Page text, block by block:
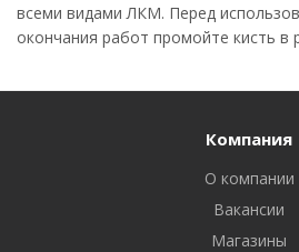
всеми видами ЛКМ. Перед
окончания работ промойте кисть в
Компания
О компании
Вакансии
Магазины